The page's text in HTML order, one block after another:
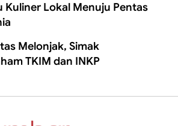
Kuliner Lokal Menuju Pentas
Melonjak, Simak
TKIM dan INKP